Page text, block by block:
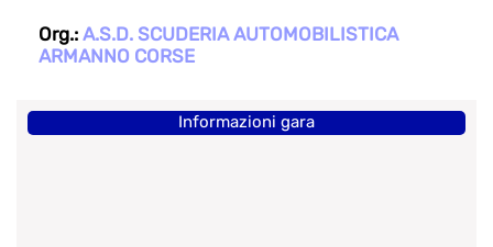
Org.: A.S.D. SCUDERIA AUTOMOBILISTICA
ARMANNO CORSE
Informazioni gara